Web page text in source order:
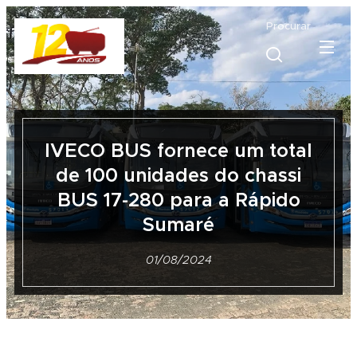
Procurar
IVECO BUS fornece um total
de 100 unidades do chassi
BUS 17-280 para a Rápido
Sumaré
01/08/2024